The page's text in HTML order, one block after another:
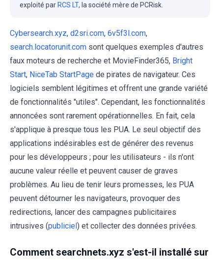
exploité par RCS LT, la société mère de PCRisk.
Cybersearch.xyz, d2sri.com, 6v5f3l.com,
search.locatorunit.com sont quelques exemples d'autres
faux moteurs de recherche et MovieFinder365, Bright
Start, NiceTab StartPage de pirates de navigateur. Ces
logiciels semblent légitimes et offrent une grande variété
de fonctionnalités "utiles". Cependant, les fonctionnalités
annoncées sont rarement opérationnelles. En fait, cela
s'applique à presque tous les PUA. Le seul objectif des
applications indésirables est de générer des revenus
pour les développeurs ; pour les utilisateurs - ils n'ont
aucune valeur réelle et peuvent causer de graves
problèmes. Au lieu de tenir leurs promesses, les PUA
peuvent détourner les navigateurs, provoquer des
redirections, lancer des campagnes publicitaires
intrusives (publiciel) et collecter des données privées.
Comment searchnets.xyz s'est-il installé sur